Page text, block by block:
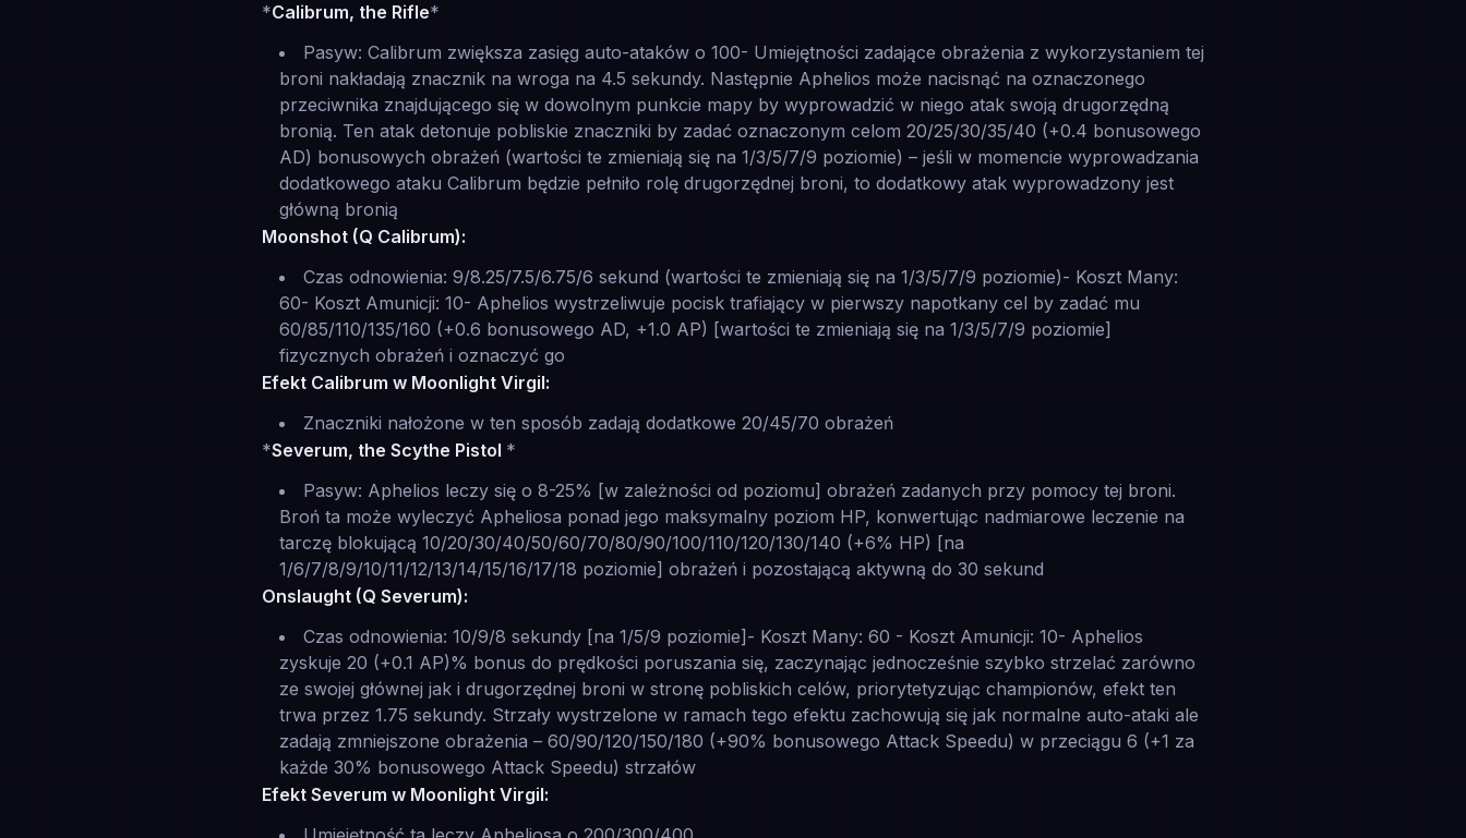
*Calibrum, the Rifle*
Pasyw: Calibrum zwiększa zasięg auto-ataków o 100- Umiejętności zadające obrażenia z wykorzystaniem tej
broni nakładają znacznik na wroga na 4.5 sekundy. Następnie Aphelios może nacisnąć na oznaczonego
przeciwnika znajdującego się w dowolnym punkcie mapy by wyprowadzić w niego atak swoją drugorzędną
bronią. Ten atak detonuje pobliskie znaczniki by zadać oznaczonym celom 20/25/30/35/40 (+0.4 bonusowego
AD) bonusowych obrażeń (wartości te zmieniają się na 1/3/5/7/9 poziomie) – jeśli w momencie wyprowadzania
dodatkowego ataku Calibrum będzie pełniło rolę drugorzędnej broni, to dodatkowy atak wyprowadzony jest
główną bronią
Moonshot (Q Calibrum):
Czas odnowienia: 9/8.25/7.5/6.75/6 sekund (wartości te zmieniają się na 1/3/5/7/9 poziomie)- Koszt Many:
60- Koszt Amunicji: 10- Aphelios wystrzeliwuje pocisk trafiający w pierwszy napotkany cel by zadać mu
60/85/110/135/160 (+0.6 bonusowego AD, +1.0 AP) [wartości te zmieniają się na 1/3/5/7/9 poziomie]
fizycznych obrażeń i oznaczyć go
Efekt Calibrum w Moonlight Virgil:
Znaczniki nałożone w ten sposób zadają dodatkowe 20/45/70 obrażeń
*Severum, the Scythe Pistol *
Pasyw: Aphelios leczy się o 8-25% [w zależności od poziomu] obrażeń zadanych przy pomocy tej broni.
Broń ta może wyleczyć Apheliosa ponad jego maksymalny poziom HP, konwertując nadmiarowe leczenie na
tarczę blokującą 10/20/30/40/50/60/70/80/90/100/110/120/130/140 (+6% HP) [na
1/6/7/8/9/10/11/12/13/14/15/16/17/18 poziomie] obrażeń i pozostającą aktywną do 30 sekund
Onslaught (Q Severum):
Czas odnowienia: 10/9/8 sekundy [na 1/5/9 poziomie]- Koszt Many: 60 - Koszt Amunicji: 10- Aphelios
zyskuje 20 (+0.1 AP)% bonus do prędkości poruszania się, zaczynając jednocześnie szybko strzelać zarówno
ze swojej głównej jak i drugorzędnej broni w stronę pobliskich celów, priorytetyzując championów, efekt ten
trwa przez 1.75 sekundy. Strzały wystrzelone w ramach tego efektu zachowują się jak normalne auto-ataki ale
zadają zmniejszone obrażenia – 60/90/120/150/180 (+90% bonusowego Attack Speedu) w przeciągu 6 (+1 za
każde 30% bonusowego Attack Speedu) strzałów
Efekt Severum w Moonlight Virgil: